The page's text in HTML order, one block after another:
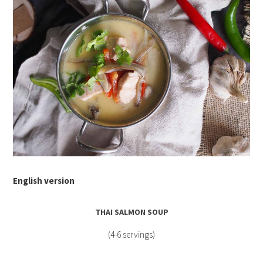
English version
THAI SALMON SOUP
(4-6 servings)